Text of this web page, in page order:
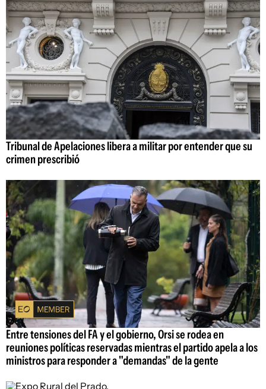
Tribunal de Apelaciones libera a militar por entender que su
crimen prescribió
Entre tensiones del FA y el gobierno, Orsi se rodea en
reuniones políticas reservadas mientras el partido apela a los
ministros para responder a "demandas" de la gente